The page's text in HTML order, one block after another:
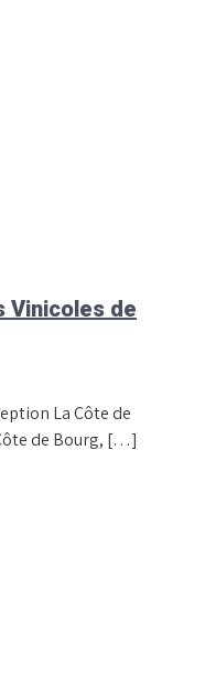
Vinicoles de
La Côte de
de Bourg, […]